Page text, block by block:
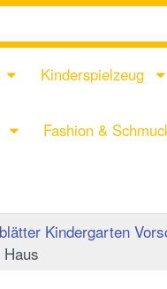
Kinderspielzeug
Fashion &
Kindergarten